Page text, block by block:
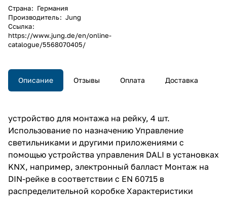
Страна: Германия
Производитель: Jung
Ссылка:
https://www.jung.de/en/online-
catalogue/5568070405/
Описание Отзывы Оплата Доставка
устройство для монтажа на рейку, 4 шт.
Использование по назначению Управление
светильниками и другими приложениями с
помощью устройства управления DALI в установках
KNX, например, электронный балласт Монтаж на
DIN-рейке в соответствии с EN 60715 в
распределительной коробке Характеристики